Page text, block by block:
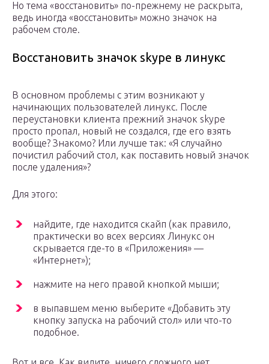
Но тема «восстановить» по-прежнему не раскрыта,
ведь иногда «восстановить» можно значок на
рабочем столе.
Восстановить значок skype в линукс
В основном проблемы с этим возникают у
начинающих пользователей линукс. После
переустановки клиента прежний значок skype
просто пропал, новый не создался, где его взять
вообще? Знакомо? Или лучше так: «Я случайно
почистил рабочий стол, как поставить новый значок
после удаления»?
Для этого:
найдите, где находится скайп (как правило,
практически во всех версиях Линукс он
скрывается где-то в «Приложения» —
«Интернет»);
нажмите на него правой кнопкой мыши;
в выпавшем меню выберите «Добавить эту
кнопку запуска на рабочий стол» или что-то
подобное.